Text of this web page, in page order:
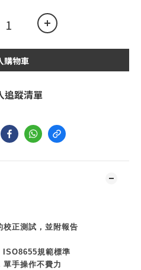
購物車
追蹤清單
校正測試 ， 並附報告
ISO8655規範標準
單手操作不費力